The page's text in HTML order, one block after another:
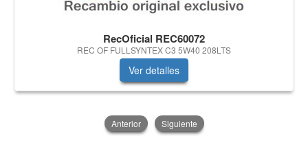
RecOficial REC60072
REC OF FULLSYNTEX C3 5W40 208LTS
Ver detalles
Anterior Siguiente